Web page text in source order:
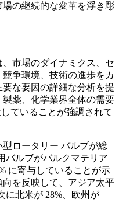
の継続的な変革を浮き彫
市場のダイナミクス、セ
争環境、技術の進歩をカ
な要因の詳細な分析を提
薬、化学業界全体の需要
ていることが強調されて
ロータリー バルブが総
バルブがバルクマテリア
に寄与していることが示
を反映して、アジア太平
に北米が 28%、欧州が